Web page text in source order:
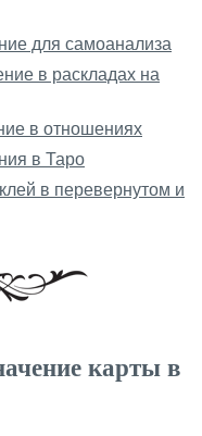
для самоанализа
в раскладах на
в отношениях
в Таро
в перевернутом и
карты в